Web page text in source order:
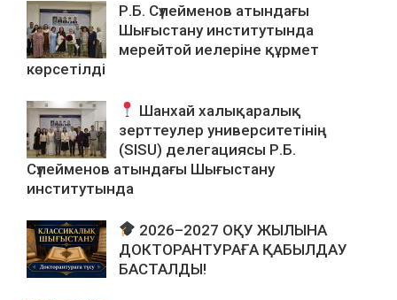
Р.Б. Сүлейменов атындағы
Шығыстану институтында
мерейтой иелеріне құрмет
көрсетілді
Шанхай халықаралық
зерттеулер университетінің
(SISU) делегациясы Р.Б.
Сүлейменов атындағы Шығыстану
институтында
2026–2027 ОҚУ ЖЫЛЫНА
ДОКТОРАНТУРАҒА ҚАБЫЛДАУ
БАСТАЛДЫ!